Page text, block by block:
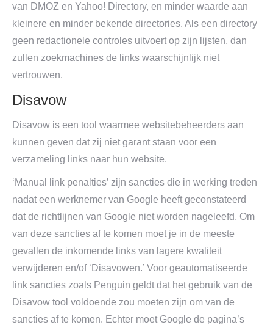
van DMOZ en Yahoo! Directory, en minder waarde aan
kleinere en minder bekende directories. Als een directory
geen redactionele controles uitvoert op zijn lijsten, dan
zullen zoekmachines de links waarschijnlijk niet
vertrouwen.
Disavow
Disavow is een tool waarmee websitebeheerders aan
kunnen geven dat zij niet garant staan voor een
verzameling links naar hun website.
‘Manual link penalties’ zijn sancties die in werking treden
nadat een werknemer van Google heeft geconstateerd
dat de richtlijnen van Google niet worden nageleefd. Om
van deze sancties af te komen moet je in de meeste
gevallen de inkomende links van lagere kwaliteit
verwijderen en/of ‘Disavowen.’ Voor geautomatiseerde
link sancties zoals Penguin geldt dat het gebruik van de
Disavow tool voldoende zou moeten zijn om van de
sancties af te komen. Echter moet Google de pagina’s